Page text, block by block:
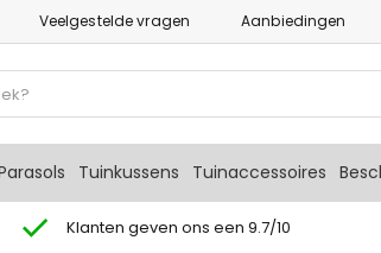
Veelgestelde vragen Aanbiedingen
Tuinkussens Tuinaccessoires
Klanten geven ons een 9.7/10